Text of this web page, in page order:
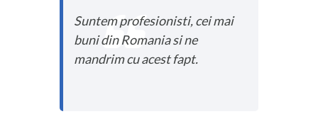
Suntem profesionisti, cei mai
buni din Romania si ne
mandrim cu acest fapt.